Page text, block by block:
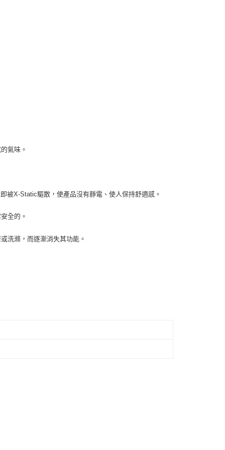
氣味。
被X-Static驅散，使產品沒有靜電、使人保持舒適感。
全的。
洗滌，而逐漸消失其功能。